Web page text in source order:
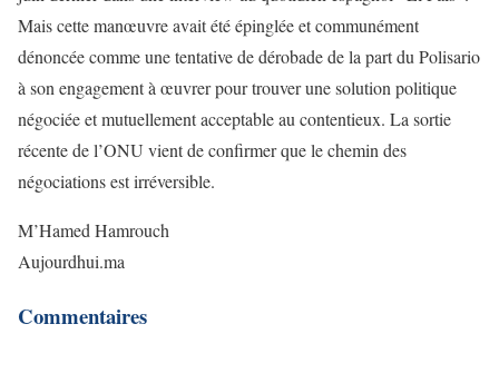
Mais cette manœuvre avait été épinglée et communément
dénoncée comme une tentative de dérobade de la part du Polisario
à son engagement à œuvrer pour trouver une solution politique
négociée et mutuellement acceptable au contentieux. La sortie
récente de l’ONU vient de confirmer que le chemin des
négociations est irréversible.
M’Hamed Hamrouch
Aujourdhui.ma
Commentaires